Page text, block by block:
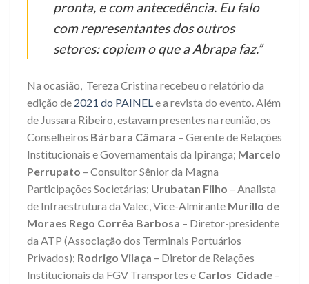
pronta, e com antecedência. Eu falo
com representantes dos outros
setores: copiem o que a Abrapa faz.”
Na ocasião, Tereza Cristina recebeu o relatório da
edição de 2021 do PAINELe a revista do evento. Além
de Jussara Ribeiro, estavam presentes na reunião, os
Conselheiros Bárbara Câmara – Gerente de Relações
Institucionais e Governamentais da Ipiranga; Marcelo
Perrupato – Consultor Sênior da Magna
Participações Societárias; Urubatan Filho – Analista
de Infraestrutura da Valec, Vice-Almirante Murillo de
Moraes Rego Corrêa Barbosa – Diretor-presidente
da ATP (Associação dos Terminais Portuários
Privados); Rodrigo Vilaça – Diretor de Relações
Institucionais da FGV Transportes e Carlos Cidade –